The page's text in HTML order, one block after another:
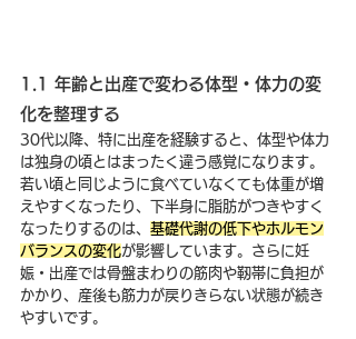
1.1 年齢と出産で変わる体型・体力の変
化を整理する
30代以降、特に出産を経験すると、体型や体力
は独身の頃とはまったく違う感覚になります。
若い頃と同じように食べていなくても体重が増
えやすくなったり、下半身に脂肪がつきやすく
なったりするのは、 基礎代謝の低下やホルモン
バランスの変化が影響しています。さらに妊
娠・出産では骨盤まわりの筋肉や靭帯に負担が
かかり、産後も筋力が戻りきらない状態が続き
やすいです。